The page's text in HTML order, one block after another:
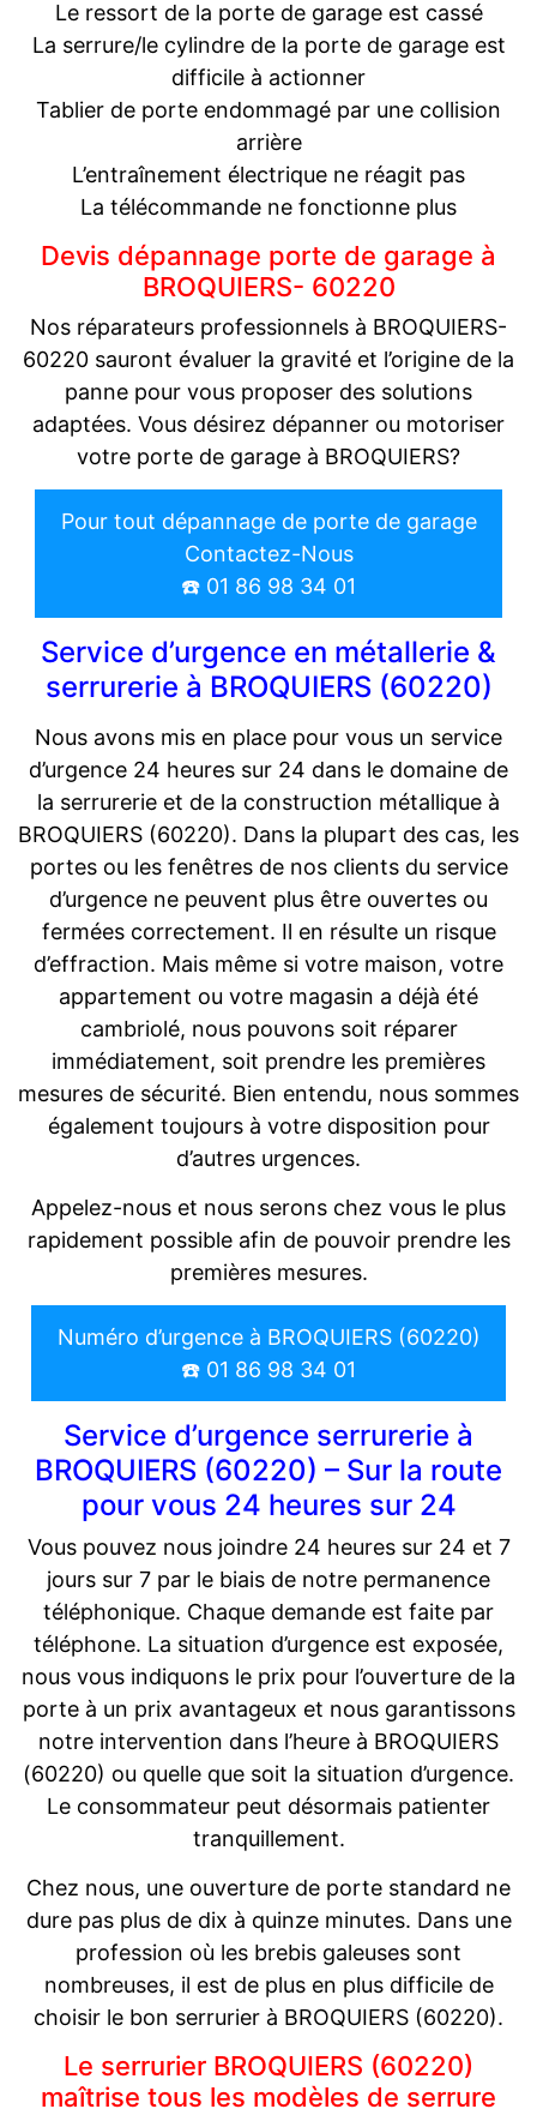
Le ressort de la porte de garage est cassé
La serrure/le cylindre de la porte de garage est
difficile à actionner
Tablier de porte endommagé par une collision
arrière
L’entraînement électrique ne réagit pas
La télécommande ne fonctionne plus
Devis dépannage porte de garage à
BROQUIERS- 60220
Nos réparateurs professionnels à BROQUIERS-
60220 sauront évaluer la gravité et l’origine de la
panne pour vous proposer des solutions
adaptées. Vous désirez dépanner ou motoriser
votre porte de garage à BROQUIERS?
Pour tout dépannage de porte de garage
Contactez-Nous
☎️ 01 86 98 34 01
Service d’urgence en métallerie &
serrurerie à BROQUIERS (60220)
Nous avons mis en place pour vous un service
d’urgence 24 heures sur 24 dans le domaine de
la serrurerie et de la construction métallique à
BROQUIERS (60220). Dans la plupart des cas, les
portes ou les fenêtres de nos clients du service
d’urgence ne peuvent plus être ouvertes ou
fermées correctement. Il en résulte un risque
d’effraction. Mais même si votre maison, votre
appartement ou votre magasin a déjà été
cambriolé, nous pouvons soit réparer
immédiatement, soit prendre les premières
mesures de sécurité. Bien entendu, nous sommes
également toujours à votre disposition pour
d’autres urgences.
Appelez-nous et nous serons chez vous le plus
rapidement possible afin de pouvoir prendre les
premières mesures.
Numéro d’urgence à BROQUIERS (60220)
☎️ 01 86 98 34 01
Service d’urgence serrurerie à
BROQUIERS (60220) – Sur la route
pour vous 24 heures sur 24
Vous pouvez nous joindre 24 heures sur 24 et 7
jours sur 7 par le biais de notre permanence
téléphonique. Chaque demande est faite par
téléphone. La situation d’urgence est exposée,
nous vous indiquons le prix pour l’ouverture de la
porte à un prix avantageux et nous garantissons
notre intervention dans l’heure à BROQUIERS
(60220) ou quelle que soit la situation d’urgence.
Le consommateur peut désormais patienter
tranquillement.
Chez nous, une ouverture de porte standard ne
dure pas plus de dix à quinze minutes. Dans une
profession où les brebis galeuses sont
nombreuses, il est de plus en plus difficile de
choisir le bon serrurier à BROQUIERS (60220).
Le serrurier BROQUIERS (60220)
maîtrise tous les modèles de serrure